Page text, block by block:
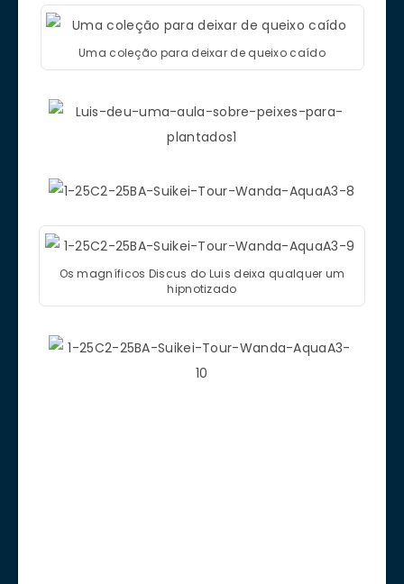
Uma coleção para deixar de queixo caído
Os magníficos Discus do Luis deixa qualquer um
hipnotizado